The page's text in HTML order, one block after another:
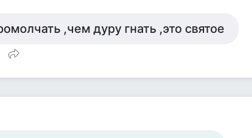
,чем дуру гнать ,это святое